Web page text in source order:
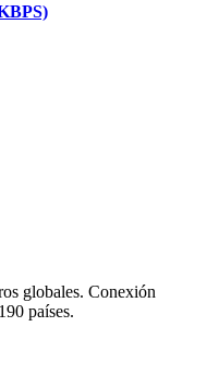
globales. Conexión
países.